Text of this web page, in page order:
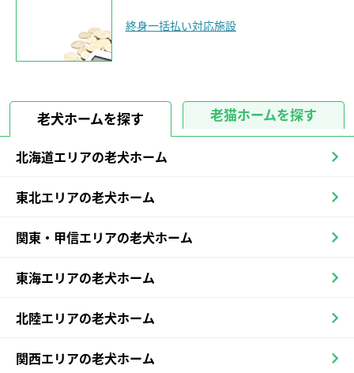
終身一括払い対応施設
老犬ホームを探す 老猫ホームを探す
北海道エリアの老犬ホーム
東北エリアの老犬ホーム
関東・甲信エリアの老犬ホーム
東海エリアの老犬ホーム
北陸エリアの老犬ホーム
関西エリアの老犬ホーム